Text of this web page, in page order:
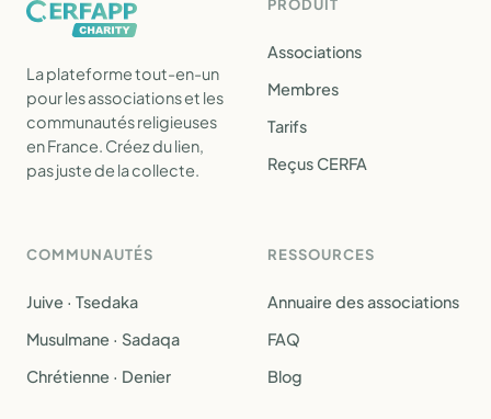
La plateforme tout-en-un
pour les associations et les
communautés religieuses
en France. Créez du lien,
pas juste de la collecte.
PRODUIT
Associations
Membres
Tarifs
Reçus CERFA
COMMUNAUTÉS
Juive · Tsedaka
Musulmane · Sadaqa
Chrétienne · Denier
RESSOURCES
Annuaire des associations
FAQ
Blog